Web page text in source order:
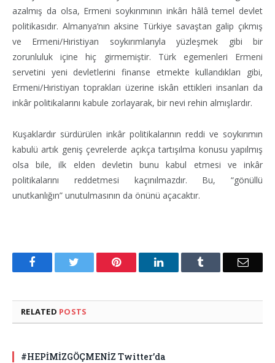
azalmış da olsa, Ermeni soykırımının inkârı hâlâ temel devlet
politikasıdır. Almanya’nın aksine Türkiye savaştan galip çıkmış
ve Ermeni/Hıristiyan soykırımlarıyla yüzleşmek gibi bir
zorunluluk içine hiç girmemiştir. Türk egemenleri Ermeni
servetini yeni devletlerini finanse etmekte kullandıkları gibi,
Ermeni/Hıristiyan toprakları üzerine iskân ettikleri insanları da
inkâr politikalarını kabule zorlayarak, bir nevi rehin almışlardır.
Kuşaklardır sürdürülen inkâr politikalarının reddi ve soykırımın
kabulü artık geniş çevrelerde açıkça tartışılma konusu yapılmış
olsa bile, ilk elden devletin bunu kabul etmesi ve inkâr
politikalarını reddetmesi kaçınılmazdır. Bu, “gönüllü
unutkanlığın” unutulmasının da önünü açacaktır.
Facebook Pinterest LinkedIn Email
RELATED POSTS
#HEPİMİZGÖÇMENİZ Twitter’da